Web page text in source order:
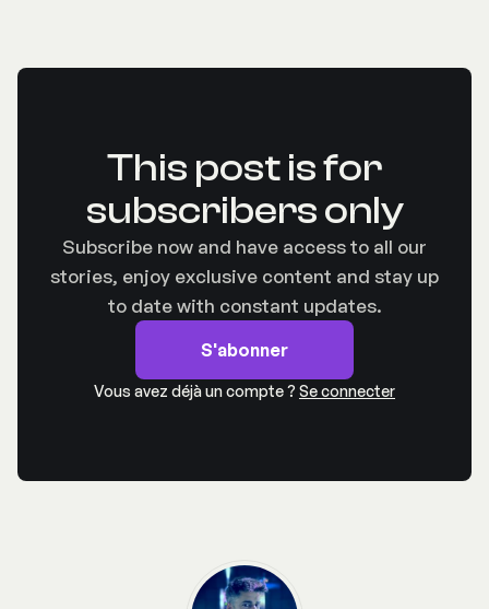
This post is for
subscribers only
Subscribe now and have access to all our
stories, enjoy exclusive content and stay up
to date with constant updates.
S'abonner
Vous avez déjà un compte ? Se connecter